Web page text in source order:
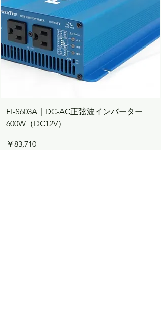
FI-S603A｜DC-AC正弦波インバーター
600W（DC12V）
価格
￥83,710